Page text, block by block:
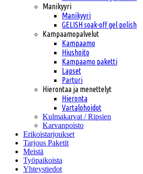
Manikyyri
Manikyyri
GELISH soak-off gel polish
Kampaamopalvelut
Kampaamo
Hiushoito
Kampaamo paketti
Lapset
Parturi
Hierontaa ja menettelyt
Hieronta
Vartalohoidot
Kulmakarvat / Ripsien
Karvanpoisto
Erikoistarjoukset
Tarjous Paketit
Meistä
Työpaikoista
Yhteystiedot